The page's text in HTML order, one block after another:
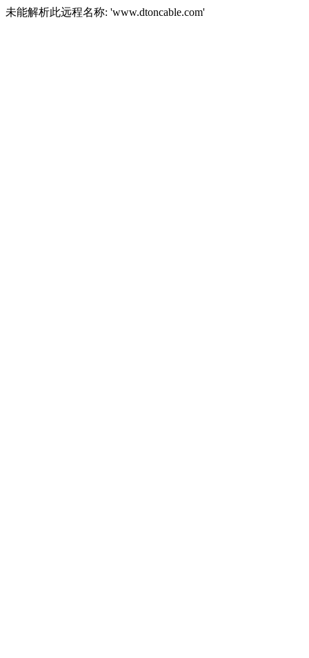
未能解析此远程名称: 'www.dtoncable.com'